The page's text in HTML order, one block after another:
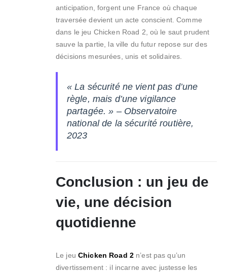
anticipation, forgent une France où chaque
traversée devient un acte conscient. Comme
dans le jeu Chicken Road 2, où le saut prudent
sauve la partie, la ville du futur repose sur des
décisions mesurées, unis et solidaires.
« La sécurité ne vient pas d’une
règle, mais d’une vigilance
partagée. » – Observatoire
national de la sécurité routière,
2023
Conclusion : un jeu de
vie, une décision
quotidienne
Le jeu Chicken Road 2n’est pas qu’un
divertissement : il incarne avec justesse les